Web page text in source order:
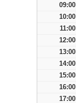
09:00
10:00
11:00
12:00
13:00
14:00
15:00
16:00
17:00